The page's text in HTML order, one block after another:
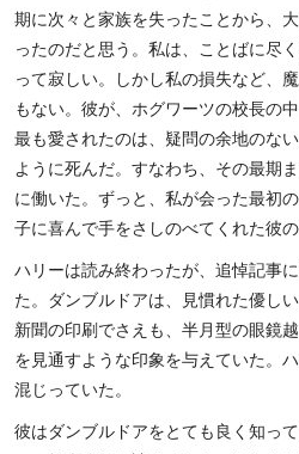
期に次々と家族を失ったことから、
ったのだと思う。私は、ことばに尽
って寂しい。しかし私の損失など、
もない。彼が、ホグワーツの校長の
最も愛されたのは、疑問の余地のな
ように死んだ。すなわち、その最期
に働いた。ずっと、私が会った最初
子に喜んで手をさしのべてくれた彼の
ハリーは読み終わったが、追悼記事
た。ダンブルドアは、見慣れた優し
新聞の印刷でさえも、半月型の眼鏡
を見通すような印象を与えていた。
混じっていた。
彼はダンブルドアをとても良く知っ